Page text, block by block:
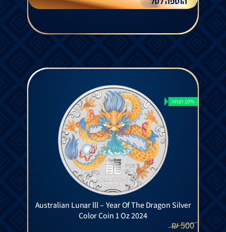
10% הנחה
Australian Lunar lll – Year Of The Dragon Silver
Color Coin 1 Oz 2024
500
₪